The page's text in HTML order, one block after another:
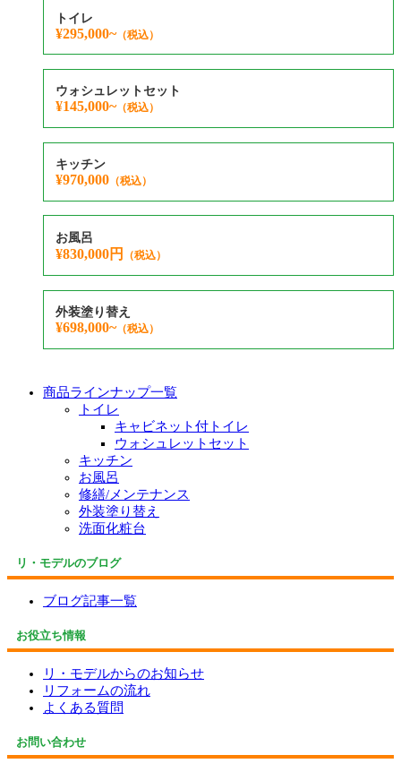
トイレ
¥295,000~（税込）
ウォシュレットセット
¥145,000~（税込）
キッチン
¥970,000（税込）
お風呂
¥830,000円 （税込）
外装塗り替え
¥698,000~（税込）
商品ラインナップ一覧
トイレ
キャビネット付トイレ
ウォシュレットセット
キッチン
お風呂
修繕/メンテナンス
外装塗り替え
洗面化粧台
リ・モデルのブログ
ブログ記事一覧
お役立ち情報
リ・モデルからのお知らせ
リフォームの流れ
よくある質問
お問い合わせ